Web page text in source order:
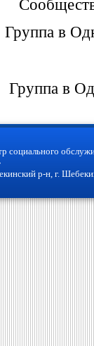
Группа в
Группа в
р-н, г.